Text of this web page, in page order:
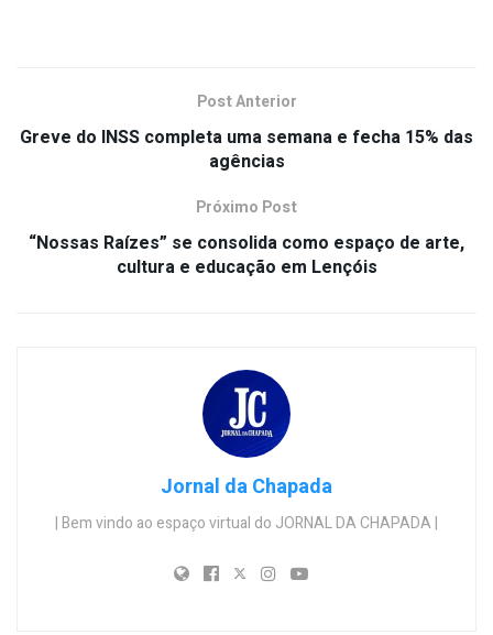
Post Anterior
Greve do INSS completa uma semana e fecha 15% das
agências
Próximo Post
“Nossas Raízes” se consolida como espaço de arte,
cultura e educação em Lençóis
Jornal da Chapada
| Bem vindo ao espaço virtual do JORNAL DA CHAPADA |